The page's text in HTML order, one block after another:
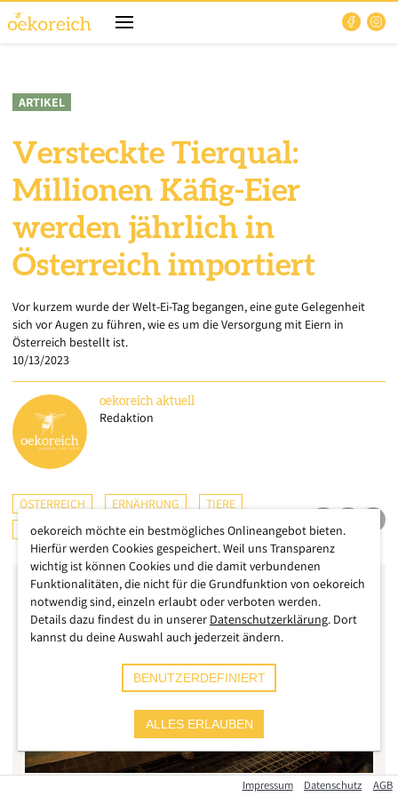
ARTIKEL
Versteckte Tierqual:
Millionen Käfig-Eier
werden jährlich in
Österreich importiert
Vor kurzem wurde der Welt-Ei-Tag begangen, eine gute Gelegenheit
sich vor Augen zu führen, wie es um die Versorgung mit Eiern in
Österreich bestellt ist.
10/13/2023
oekoreich aktuell
Redaktion
ÖSTERREICH ERNÄHRUNG
TIERE
LANDWIRTSCHAFT
CHECKS & TESTS
Impressum Datenschutz AGB
oekoreich möchte ein bestmögliches Onlineangebot bieten.
Hierfür werden Cookies gespeichert. Weil uns Transparenz
wichtig ist können Cookies und die damit verbundenen
Funktionalitäten, die nicht für die Grundfunktion von oekoreich
notwendig sind, einzeln erlaubt oder verboten werden.
Details dazu findest du in unserer Datenschutzerklärung. Dort
kannst du deine Auswahl auch jederzeit ändern.
BENUTZERDEFINIERT
ALLES ERLAUBEN